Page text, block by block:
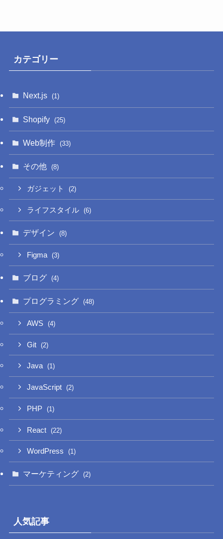
カテゴリー
Next.js (1)
Shopify (25)
Web制作 (33)
その他 (8)
ガジェット (2)
ライフスタイル (6)
デザイン (8)
Figma (3)
ブログ (4)
プログラミング (48)
AWS (4)
Git (2)
Java (1)
JavaScript (2)
PHP (1)
React (22)
WordPress (1)
マーケティング (2)
人気記事